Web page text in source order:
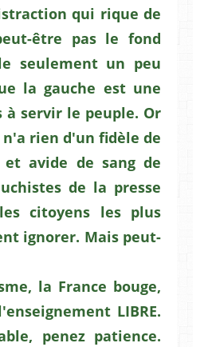
qui rique de
être pas le fond
seulement un peu
la gauche est une
servir le peuple. Or
rien d'un fidèle de
et avide de sang de
de la presse
citoyens les plus
ignorer. Mais peut-
la France bouge,
LIBRE.
penez patience.